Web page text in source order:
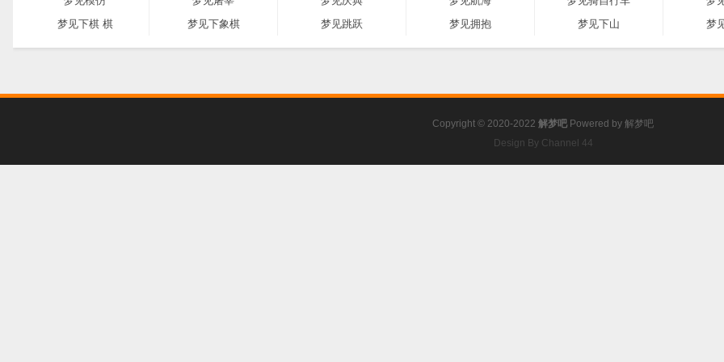
梦见下棋 棋
梦见下象棋 梦见跳跃 梦见拥抱 梦见下山 梦
Copyright © 2020-2022 解梦吧 Powered by 解梦吧
Design By Channel 44